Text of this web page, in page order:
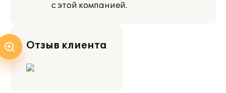
с этой компанией.
Отзыв клиента